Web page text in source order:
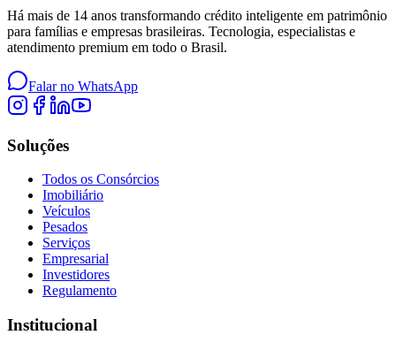
Há mais de 14 anos transformando crédito inteligente em patrimônio
para famílias e empresas brasileiras. Tecnologia, especialistas e
atendimento premium em todo o Brasil.
Falar no WhatsApp
Soluções
Todos os Consórcios
Imobiliário
Veículos
Pesados
Serviços
Empresarial
Investidores
Regulamento
Institucional